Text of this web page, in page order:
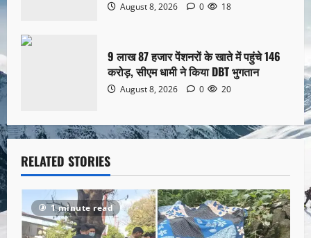
August 8, 2026 0 18
9 लाख 87 हजार पेंशनरों के खाते में पहुंचे 146
करोड़, सीएम धामी ने किया DBT भुगतान
August 8, 2026 0 20
RELATED STORIES
1 minute read